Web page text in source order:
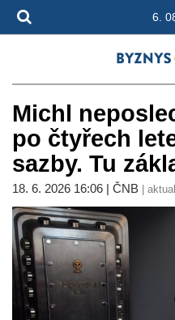
6.
Michl
po čtyřech
sazby. Tu
18. 6. 2026 16:06 | ČNB |